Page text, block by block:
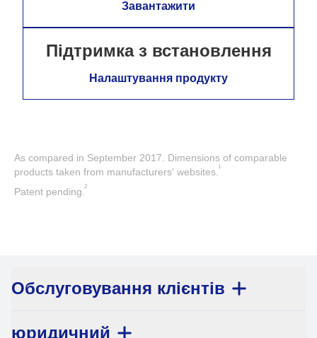
Завантажити
Підтримка з встановлення
Налаштування продукту
As compared in September 2017. Dimensions of comparable
products taken from manufacturers' websites. 1
Patent pending.2
Обслуговування клієнтів
юридичний